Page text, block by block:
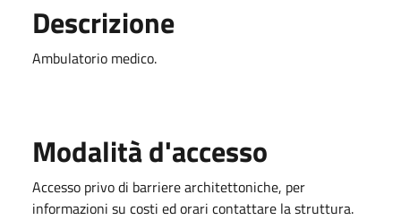
Descrizione
Ambulatorio medico.
Modalità d'accesso
Accesso privo di barriere architettoniche, per
informazioni su costi ed orari contattare la struttura.